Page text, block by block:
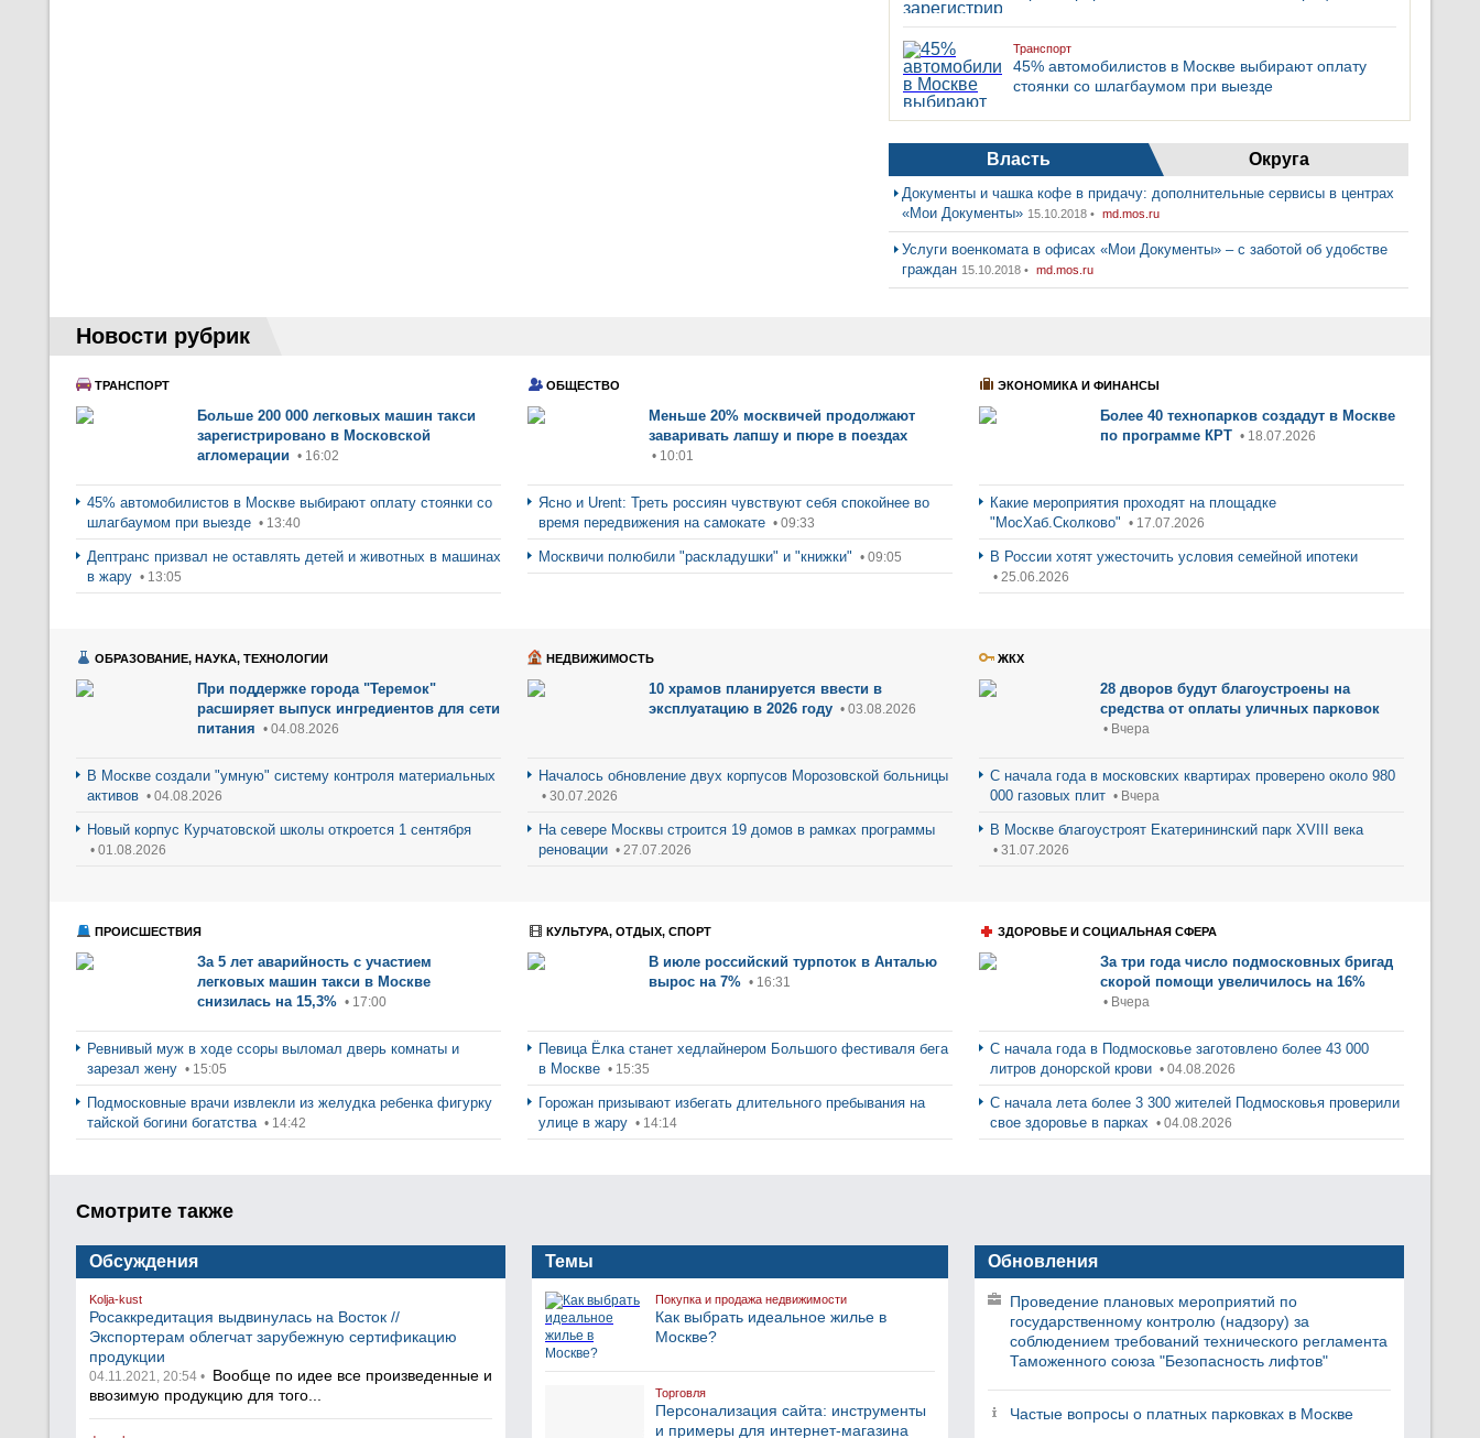
Транспорт
45% автомобилистов в Москве выбирают оплату
стоянки со шлагбаумом при выезде
Власть Округа
Документы и чашка кофе в придачу: дополнительные сервисы в центрах
«Мои Документы» 15.10.2018 • md.mos.ru
Услуги военкомата в офисах «Мои Документы» – с заботой об удобстве
граждан 15.10.2018 • md.mos.ru
Новости рубрик
ТРАНСПОРТ
Больше 200 000 легковых машин такси
зарегистрировано в Московской
агломерации • 16:02
45% автомобилистов в Москве выбирают оплату стоянки со
шлагбаумом при выезде • 13:40
Дептранс призвал не оставлять детей и животных в машинах
в жару • 13:05
ОБЩЕСТВО
Меньше 20% москвичей продолжают
заваривать лапшу и пюре в поездах
• 10:01
Ясно и Urent: Треть россиян чувствуют себя спокойнее во
время передвижения на самокате • 09:33
Москвичи полюбили "раскладушки" и "книжки" • 09:05
ЭКОНОМИКА И ФИНАНСЫ
Более 40 технопарков создадут в Москве
по программе КРТ • 18.07.2026
Какие мероприятия проходят на площадке
"МосХаб.Сколково" • 17.07.2026
В России хотят ужесточить условия семейной ипотеки
• 25.06.2026
ОБРАЗОВАНИЕ, НАУКА, ТЕХНОЛОГИИ
При поддержке города "Теремок"
расширяет выпуск ингредиентов для сети
питания • 04.08.2026
В Москве создали "умную" систему контроля материальных
активов • 04.08.2026
Новый корпус Курчатовской школы откроется 1 сентября
• 01.08.2026
НЕДВИЖИМОСТЬ
10 храмов планируется ввести в
эксплуатацию в 2026 году • 03.08.2026
Началось обновление двух корпусов Морозовской больницы
• 30.07.2026
На севере Москвы строится 19 домов в рамках программы
реновации • 27.07.2026
ЖКХ
28 дворов будут благоустроены на
средства от оплаты уличных парковок
• Вчера
С начала года в московских квартирах проверено около 980
000 газовых плит • Вчера
В Москве благоустроят Екатерининский парк XVIII века
• 31.07.2026
ПРОИСШЕСТВИЯ
За 5 лет аварийность с участием
легковых машин такси в Москве
снизилась на 15,3% • 17:00
Ревнивый муж в ходе ссоры выломал дверь комнаты и
зарезал жену • 15:05
Подмосковные врачи извлекли из желудка ребенка фигурку
тайской богини богатства • 14:42
КУЛЬТУРА, ОТДЫХ, СПОРТ
В июле российский турпоток в Анталью
вырос на 7% • 16:31
Певица Ёлка станет хедлайнером Большого фестиваля бега
в Москве • 15:35
Горожан призывают избегать длительного пребывания на
улице в жару • 14:14
ЗДОРОВЬЕ И СОЦИАЛЬНАЯ СФЕРА
За три года число подмосковных бригад
скорой помощи увеличилось на 16%
• Вчера
С начала года в Подмосковье заготовлено более 43 000
литров донорской крови • 04.08.2026
С начала лета более 3 300 жителей Подмосковья проверили
свое здоровье в парках • 04.08.2026
Смотрите также
Обсуждения
Kolja-kust
Росаккредитация выдвинулась на Восток //
Экспортерам облегчат зарубежную сертификацию
продукции
04.11.2021, 20:54 • Вообще по идее все произведенные и
ввозимую продукцию для того...
Темы
Покупка и продажа недвижимости
Как выбрать идеальное жилье в
Москве?
Торговля
Персонализация сайта: инструменты
и примеры для интернет-магазина
Обновления
Проведение плановых мероприятий по
государственному контролю (надзору) за
соблюдением требований технического регламента
Таможенного союза "Безопасность лифтов"
Частые вопросы о платных парковках в Москве